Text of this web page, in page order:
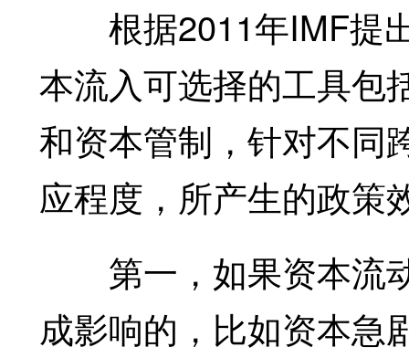
根据2011年IMF提出
本流入可选择的工具包
和资本管制，针对不同
应程度，所产生的政策
第一，如果资本流
成影响的，比如资本急